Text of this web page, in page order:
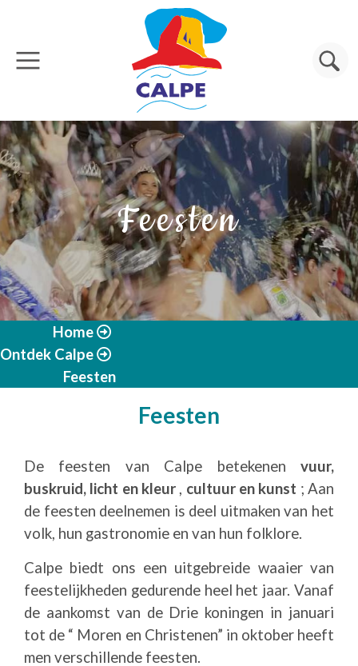
Overslaan en naar de inhoud gaan
Zoeken
Feesten
Home
Ontdek Calpe
Feesten
Feesten
De feesten van Calpe betekenen vuur,
buskruid, licht en kleur, cultuur en kunst ; Aan
de feesten deelnemen is deel uitmaken van het
volk, hun gastronomie en van hun folklore.
Calpe biedt ons een uitgebreide waaier van
feestelijkheden gedurende heel het jaar. Vanaf
de aankomst van de Drie koningen in januari
tot de “ Moren en Christenen” in oktober heeft
men verschillende feesten.